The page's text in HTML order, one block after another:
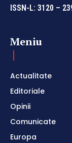
ISSN-L: 3120 –
Meniu
Actualitate
Editoriale
Opinii
Comunicate
Europa